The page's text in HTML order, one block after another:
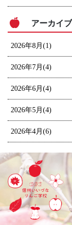
アーカイブ
2026年8月(1)
2026年7月(4)
2026年6月(4)
2026年5月(4)
2026年4月(6)